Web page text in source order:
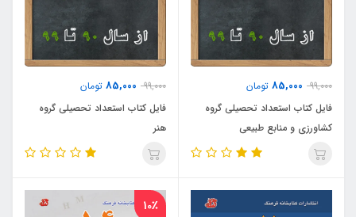
99,000
85,000 تومان
فایل کتاب استعداد تحصیلی گروه
کشاورزی و منابع طبیعی
99,000
85,000 تومان
فایل کتاب استعداد تحصیلی گروه
هنر
10٪